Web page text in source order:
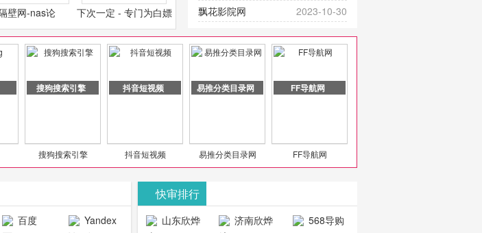
壁网-nas论
网站|NAS交流
下次一定 - 专门为白嫖
怪开发的宝藏网站
好看的动作片、 喜剧片、爱情片、
_huashilm.com_动漫综合2023-10-30
飘花影院网
页版入口
搜狗搜索引擎
搜狗搜索引擎
抖音短视频
抖音短视频
易推分类目录网
易推分类目录网
FF导航网
FF导航网
百度
Yandex
快审排行
山东欣烨
济南欣烨
568导购